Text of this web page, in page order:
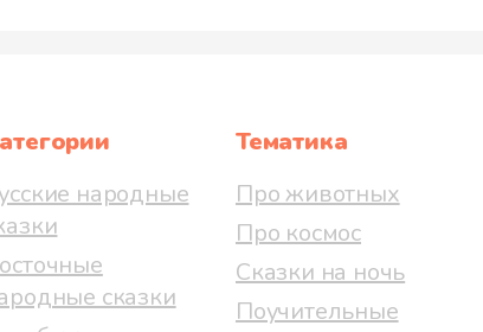
народные
сказки
Тематика
Про животных
Про космос
Сказки на ночь
Поучительные